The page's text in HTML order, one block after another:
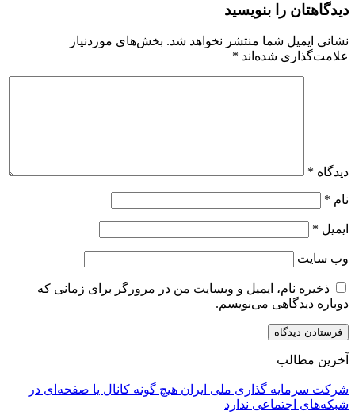
دیدگاهتان را بنویسید
نشانی ایمیل شما منتشر نخواهد شد. بخش‌های موردنیاز
علامت‌گذاری شده‌اند *
دیدگاه *
نام *
ایمیل *
وب‌ سایت
ذخیره نام، ایمیل و وبسایت من در مرورگر برای زمانی که
دوباره دیدگاهی می‌نویسم.
آخرین مطالب
شرکت سرمایه گذاری ملی ایران هیچ گونه کانال یا صفحه‌ای در
شبکه‌های اجتماعی ندارد